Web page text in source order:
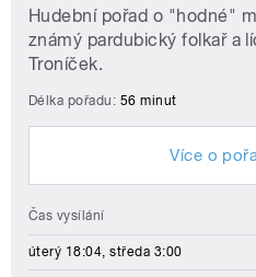
Hudební pořad o "hodné"
známý pardubický folkař a
Troníček.
Délka pořadu: 56 minut
Více o
Čas vysílání
úterý 18:04, středa 3:00